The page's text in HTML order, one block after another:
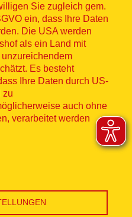
Sie zugleich gem.
ein, dass Ihre Daten
Die USA werden
als ein Land mit
Es besteht
Ihre Daten durch US-
zu
auch ohne
verarbeitet werden